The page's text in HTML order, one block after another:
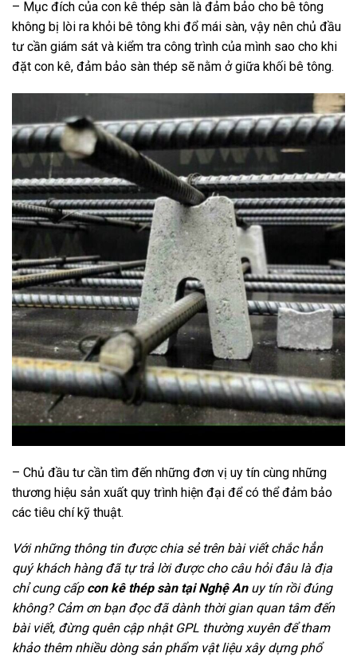
– Mục đích của con kê thép sàn là đảm bảo cho bê tông
không bị lòi ra khỏi bê tông khi đổ mái sàn, vậy nên chủ đầu
tư cần giám sát và kiểm tra công trình của mình sao cho khi
đặt con kê, đảm bảo sàn thép sẽ nằm ở giữa khối bê tông.
– Chủ đầu tư cần tìm đến những đơn vị uy tín cùng những
thương hiệu sản xuất quy trình hiện đại để có thể đảm bảo
các tiêu chí kỹ thuật.
Với những thông tin được chia sẻ trên bài viết chắc hẳn
quý khách hàng đã tự trả lời được cho câu hỏi đâu là địa
chỉ cung cấp con kê thép sàn tại Nghệ Anuy tín rồi đúng
không? Cảm ơn bạn đọc đã dành thời gian quan tâm đến
bài viết, đừng quên cập nhật GPL thường xuyên để tham
khảo thêm nhiều dòng sản phẩm vật liệu xây dựng phổ